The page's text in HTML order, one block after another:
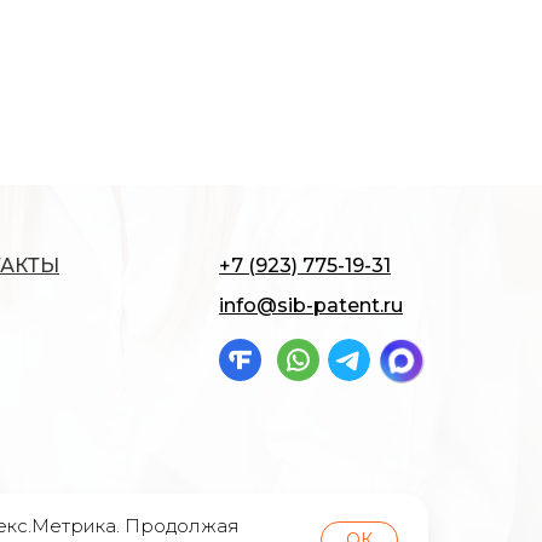
+7 (923) 775-19-31
info@sib-patent.ru
Продолжая